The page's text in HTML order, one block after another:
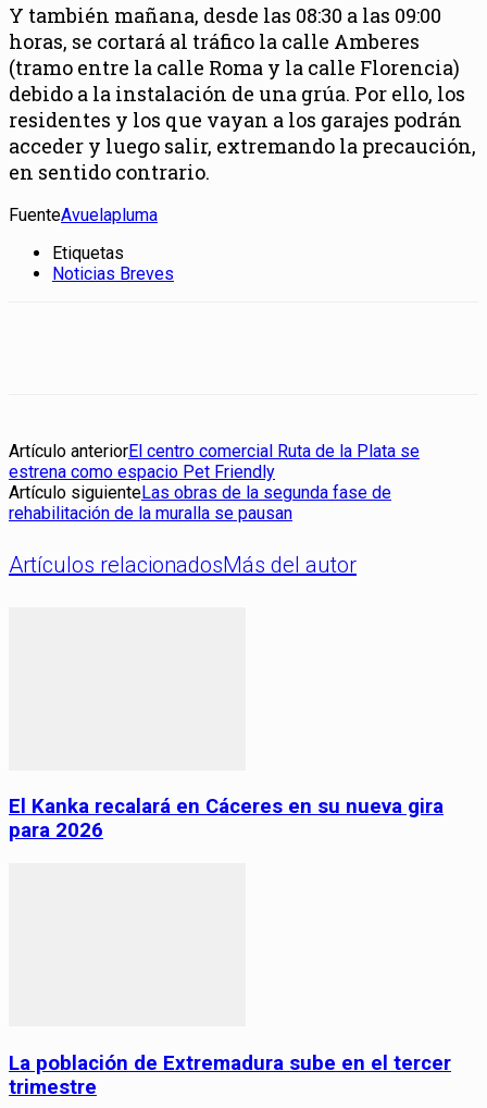
Y también mañana, desde las 08:30 a las 09:00
horas, se cortará al tráfico la calle Amberes
(tramo entre la calle Roma y la calle Florencia)
debido a la instalación de una grúa. Por ello, los
residentes y los que vayan a los garajes podrán
acceder y luego salir, extremando la precaución,
en sentido contrario.
FuenteAvuelapluma
Etiquetas
Noticias Breves
Artículo anteriorEl centro comercial Ruta de la Plata se
estrena como espacio Pet Friendly
Artículo siguienteLas obras de la segunda fase de
rehabilitación de la muralla se pausan
Artículos relacionadosMás del autor
El Kanka recalará en Cáceres en su nueva gira
para 2026
La población de Extremadura sube en el tercer
trimestre